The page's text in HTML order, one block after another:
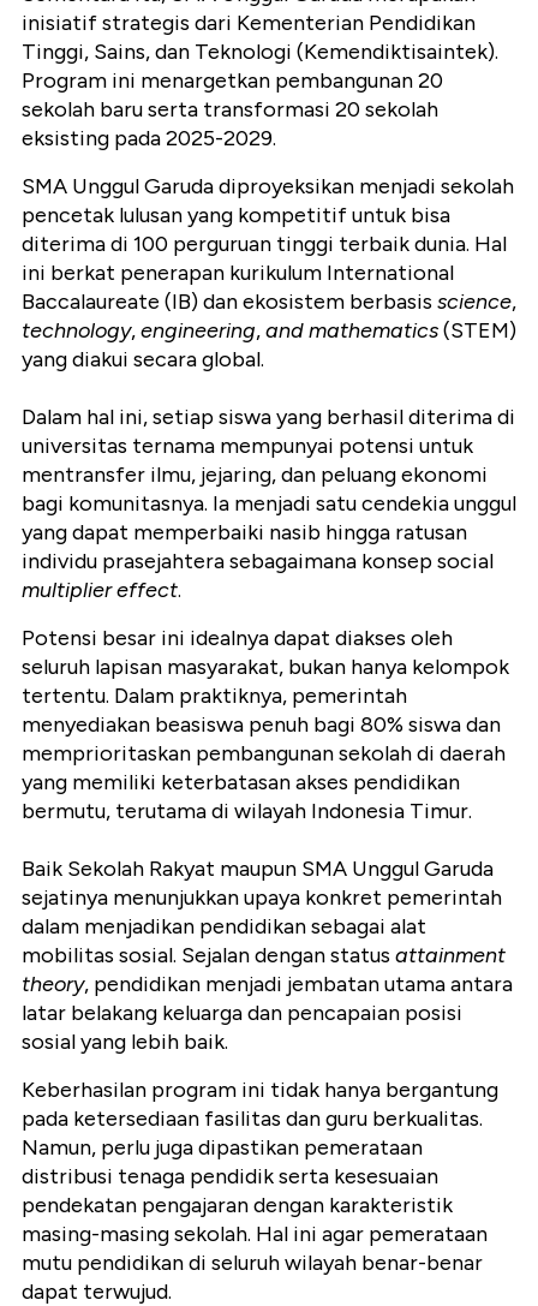
inisiatif strategis dari Kementerian Pendidikan
Tinggi, Sains, dan Teknologi (Kemendiktisaintek).
Program ini menargetkan pembangunan 20
sekolah baru serta transformasi 20 sekolah
eksisting pada 2025-2029.
SMA Unggul Garuda diproyeksikan menjadi sekolah
pencetak lulusan yang kompetitif untuk bisa
diterima di 100 perguruan tinggi terbaik dunia. Hal
ini berkat penerapan kurikulum International
Baccalaureate (IB) dan ekosistem berbasis science,
technology,engineering,andmathematics(STEM)
yang diakui secara global.
Dalam hal ini, setiap siswa yang berhasil diterima di
universitas ternama mempunyai potensi untuk
mentransfer ilmu, jejaring, dan peluang ekonomi
bagi komunitasnya. Ia menjadi satu cendekia unggul
yang dapat memperbaiki nasib hingga ratusan
individu prasejahtera sebagaimana konsep social
multiplier effect.
Potensi besar ini idealnya dapat diakses oleh
seluruh lapisan masyarakat, bukan hanya kelompok
tertentu. Dalam praktiknya, pemerintah
menyediakan beasiswa penuh bagi 80% siswa dan
memprioritaskan pembangunan sekolah di daerah
yang memiliki keterbatasan akses pendidikan
bermutu, terutama di wilayah Indonesia Timur.
Baik Sekolah Rakyat maupun SMA Unggul Garuda
sejatinya menunjukkan upaya konkret pemerintah
dalam menjadikan pendidikan sebagai alat
mobilitas sosial. Sejalan dengan status attainment
theory, pendidikan menjadi jembatan utama antara
latar belakang keluarga dan pencapaian posisi
sosial yang lebih baik.
Keberhasilan program ini tidak hanya bergantung
pada ketersediaan fasilitas dan guru berkualitas.
Namun, perlu juga dipastikan pemerataan
distribusi tenaga pendidik serta kesesuaian
pendekatan pengajaran dengan karakteristik
masing-masing sekolah. Hal ini agar pemerataan
mutu pendidikan di seluruh wilayah benar-benar
dapat terwujud.